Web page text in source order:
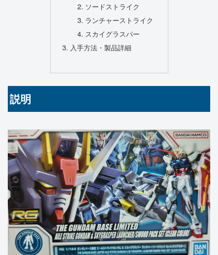
ソードストライク
ランチャーストライク
スカイグラスパー
入手方法・製品詳細
説明